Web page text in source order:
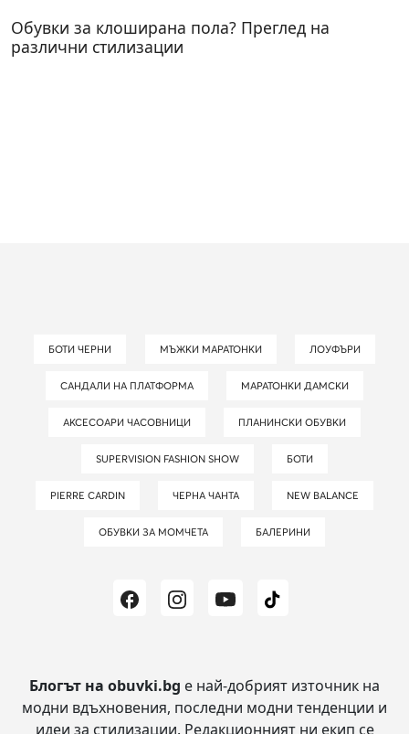
Обувки за клоширана пола? Преглед на
различни стилизации
БОТИ ЧЕРНИ МЪЖКИ МАРАТОНКИ ЛОУФЪРИ
САНДАЛИ НА ПЛАТФОРМА МАРАТОНКИ ДАМСКИ
АКСЕСОАРИ ЧАСОВНИЦИ ПЛАНИНСКИ ОБУВКИ
SUPERVISION FASHION SHOW БОТИ
PIERRE CARDIN ЧЕРНА ЧАНТА NEW BALANCE
ОБУВКИ ЗА МОМЧЕТА БАЛЕРИНИ
Блогът на obuvki.bg е най-добрият източник на
модни вдъхновения, последни модни тенденции и
идеи за стилизации. Редакционният ни екип се